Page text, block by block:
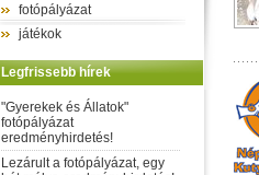
fotópályázat
játékok
Legfrissebb hírek
"Gyerekek és Állatok"
fotópályázat
eredményhirdetés!
Lezárult a fotópályázat, egy